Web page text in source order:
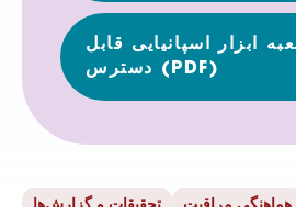
ابزار اسپانیایی قابل
دسترس (PDF)